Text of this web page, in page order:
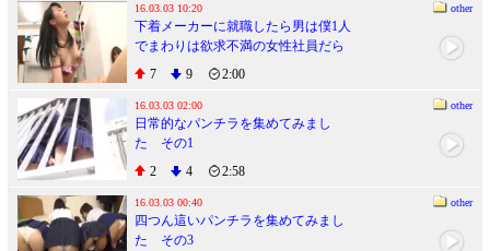
16.03.03 10:20 other
下着メーカーに就職したら男は僕1人
でまわりは欲求不満の女性社員だら
け！ やっと就職できた先は美人社員
ばかりの下着メーカー！男は僕１
人！下っ端なので毎日こき使われて
ヘトヘトだけど･･･いいんです！なぜ
かって･･･？女性社員がモデルも兼ね
ているので下着姿を生で見放題！商
題！そんなことをしていたらみんな
の前で勃起もしてしまいます･･･。で
も会社にたったひとつのチ○ポなの
7 9 2:00
16.03.03 02:00 other
日常的なパンチラを集めてみまし
た その1
2
4 2:58
16.03.03 00:40 other
四つん這いパンチラを集めてみまし
た その3